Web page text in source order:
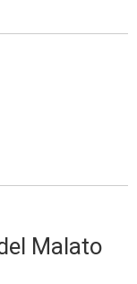
Malato